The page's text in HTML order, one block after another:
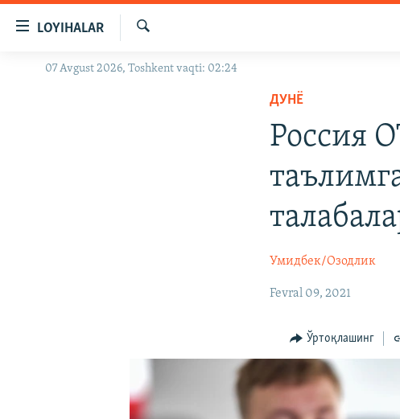
Бош
LOYIHALAR
OZODLIK SURISHTIRUVLARI
Излаш
07 Avgust 2026, Toshkent vaqti: 02:24
ДУНË
Россия
Умидбек/Озодлик
Fevral 09, 2021
Ўртоқлашинг